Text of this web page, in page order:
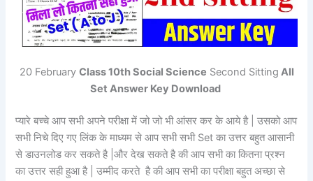
20 February Class 10th Social Science Second Sitting All
Set Answer Key Download
प्यारे बच्चे आप सभी अपने परीक्षा में जो जो भी आंसर कर के आये है | उसको आप
सभी निचे दिए गए लिंक के माध्यम से आप सभी सभी Set का उत्तर बहुत आसानी
से डाउनलोड कर सकते है |और देख सकते है की आप सभी का कितना प्रश्न
का उत्तर सही हुआ है | उम्मीद करते है की आप सभी का परीक्षा बहुत अच्छा से